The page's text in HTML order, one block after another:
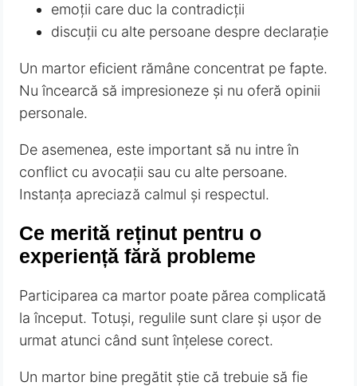
emoții care duc la contradicții
discuții cu alte persoane despre declarație
Un martor eficient rămâne concentrat pe fapte.
Nu încearcă să impresioneze și nu oferă opinii
personale.
De asemenea, este important să nu intre în
conflict cu avocații sau cu alte persoane.
Instanța apreciază calmul și respectul.
Ce merită reținut pentru o
experiență fără probleme
Participarea ca martor poate părea complicată
la început. Totuși, regulile sunt clare și ușor de
urmat atunci când sunt înțelese corect.
Un martor bine pregătit știe că trebuie să fie